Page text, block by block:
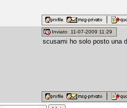
Inviato: 11-07-2009 11:29
scusami ho solo posto una